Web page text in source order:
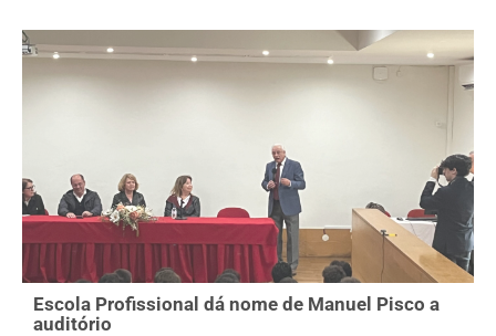
Escola Profissional dá nome de Manuel Pisco a
auditório